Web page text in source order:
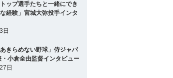
トップ選手たちと一緒にでき
経験」宮城大弥投手インタ
日
あきらめない野球」侍ジャパ
小倉全由監督インタビュー
日